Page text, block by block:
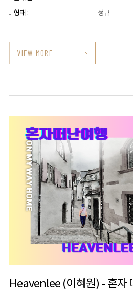
형태 :
정규
VIEW MORE
Heavenlee (이혜원) - 혼자